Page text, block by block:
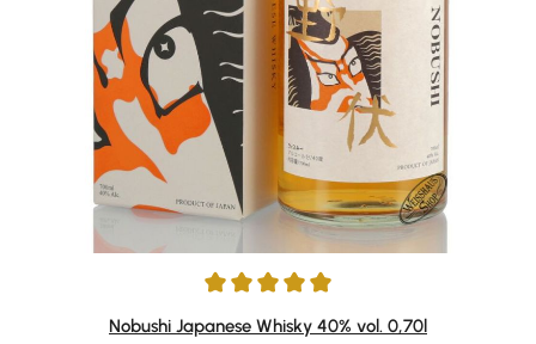
Durchschnittliche Bewertung von 5 von 5 Sternen
Nobushi Japanese Whisky 40% vol. 0,70l